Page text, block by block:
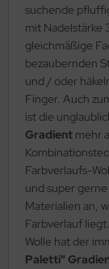
suchende
mit Nadelstärke
gleichmäßige
bezaubernden
und / oder
Finger. Auch
ist die
Gradient mehr
Farbverlaufs-
und super
Materialien an,
Farbverlauf
Wolle hat der
Paletti"